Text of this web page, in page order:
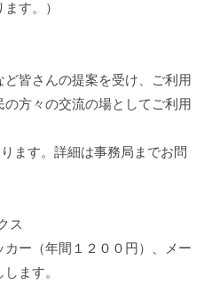
す。）
皆さんの提案を受け、ご利用
方々の交流の場としてご利用
ます。詳細は事務局までお問
ス
ー（年間１２００円）、メー
ます。